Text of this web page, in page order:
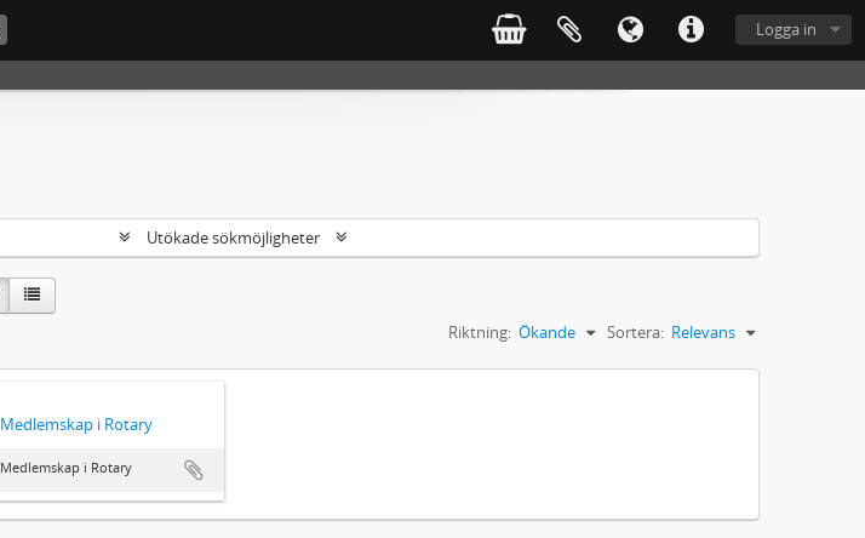
Logga in
Utökade sökmöjligheter
Sortera: Relevans
Riktning: Ökande
Medlemskap i Rotary
Medlemskap i Rotary